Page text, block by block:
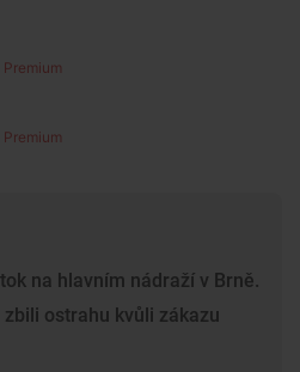
Premium
Premium
na hlavním nádraží v Brně.
ostrahu kvůli zákazu